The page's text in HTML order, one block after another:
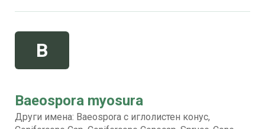
B
Baeospora myosura
Други имена: Baeospora с иглолистен конус,